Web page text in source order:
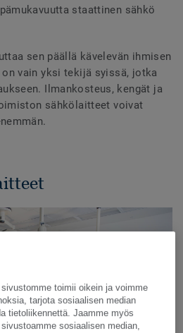
staattinen sähkö
sen päällä kävelevän ihmisen
vain yksi tekijä syissä, jotka
Ilmankosteus, kengät ja
sähkölaitteet voivat
toimii oikein ja voimme
tarjota sosiaalisen median
tietoliikennettä. Jaamme myös
sosiaalisen median,